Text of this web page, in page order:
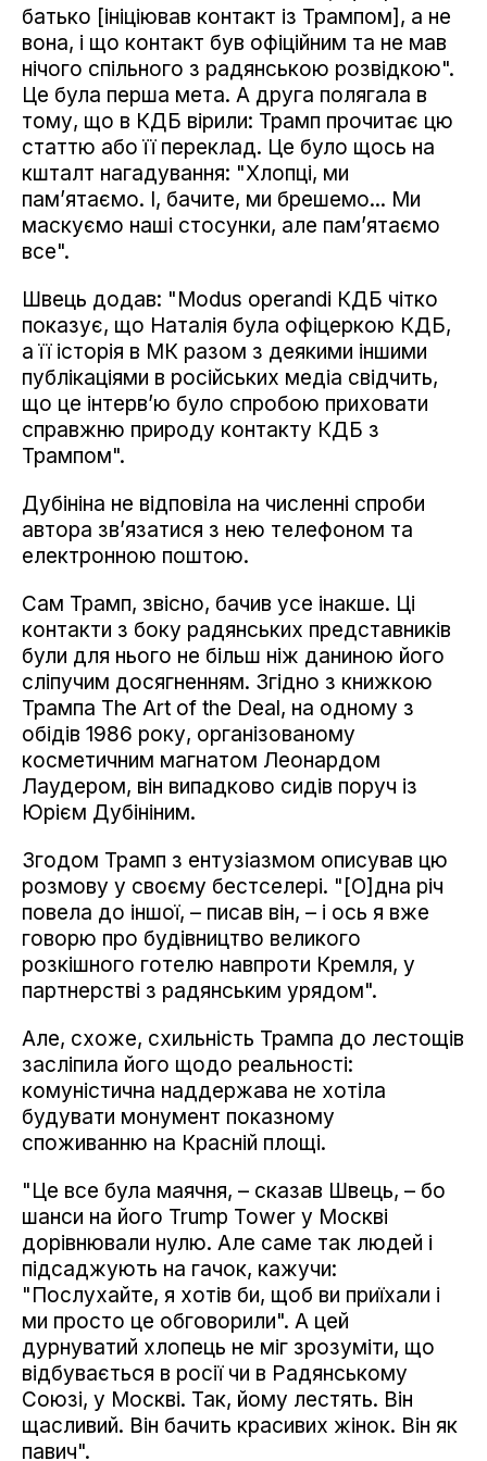
батько [ініціював контакт із Трампом], а не
вона, і що контакт був офіційним та не мав
нічого спільного з радянською розвідкою".
Це була перша мета. А друга полягала в
тому, що в КДБ вірили: Трамп прочитає цю
статтю або її переклад. Це було щось на
кшталт нагадування: "Хлопці, ми
пам’ятаємо. І, бачите, ми брешемо... Ми
маскуємо наші стосунки, але пам’ятаємо
все".
Швець додав: "Modus operandi КДБ чітко
показує, що Наталія була офіцеркою КДБ,
а її історія в МК разом з деякими іншими
публікаціями в російських медіа свідчить,
що це інтерв’ю було спробою приховати
справжню природу контакту КДБ з
Трампом".
Дубініна не відповіла на численні спроби
автора зв’язатися з нею телефоном та
електронною поштою.
Сам Трамп, звісно, бачив усе інакше. Ці
контакти з боку радянських представників
були для нього не більш ніж даниною його
сліпучим досягненням. Згідно з книжкою
Трампа The Art of the Deal, на одному з
обідів 1986 року, організованому
косметичним магнатом Леонардом
Лаудером, він випадково сидів поруч із
Юрієм Дубініним.
Згодом Трамп з ентузіазмом описував цю
розмову у своєму бестселері. "[О]дна річ
повела до іншої, – писав він, – і ось я вже
говорю про будівництво великого
розкішного готелю навпроти Кремля, у
партнерстві з радянським урядом".
Але, схоже, схильність Трампа до лестощів
засліпила його щодо реальності:
комуністична наддержава не хотіла
будувати монумент показному
споживанню на Красній площі.
"Це все була маячня, – сказав Швець, – бо
шанси на його Trump Tower у Москві
дорівнювали нулю. Але саме так людей і
підсаджують на гачок, кажучи:
"Послухайте, я хотів би, щоб ви приїхали і
ми просто це обговорили". А цей
дурнуватий хлопець не міг зрозуміти, що
відбувається в росії чи в Радянському
Союзі, у Москві. Так, йому лестять. Він
щасливий. Він бачить красивих жінок. Він як
павич".